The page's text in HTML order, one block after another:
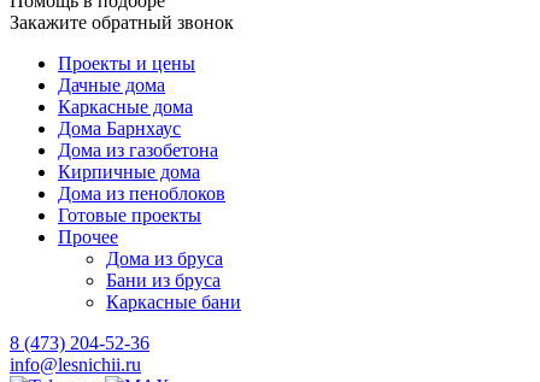
Закажите обратный звонок
Проекты и цены
Дачные дома
Каркасные дома
Дома Барнхаус
Дома из газобетона
Кирпичные дома
Дома из пеноблоков
Готовые проекты
Прочее
Дома из бруса
Бани из бруса
Каркасные бани
8 (473) 204-52-36
info@lesnichii.ru